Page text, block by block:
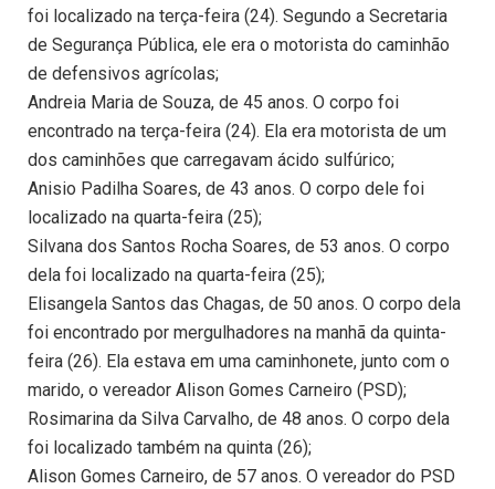
foi localizado na terça-feira (24). Segundo a Secretaria
de Segurança Pública, ele era o motorista do caminhão
de defensivos agrícolas;
Andreia Maria de Souza, de 45 anos. O corpo foi
encontrado na terça-feira (24). Ela era motorista de um
dos caminhões que carregavam ácido sulfúrico;
Anisio Padilha Soares, de 43 anos. O corpo dele foi
localizado na quarta-feira (25);
Silvana dos Santos Rocha Soares, de 53 anos. O corpo
dela foi localizado na quarta-feira (25);
Elisangela Santos das Chagas, de 50 anos. O corpo dela
foi encontrado por mergulhadores na manhã da quinta-
feira (26). Ela estava em uma caminhonete, junto com o
marido, o vereador Alison Gomes Carneiro (PSD);
Rosimarina da Silva Carvalho, de 48 anos. O corpo dela
foi localizado também na quinta (26);
Alison Gomes Carneiro, de 57 anos. O vereador do PSD